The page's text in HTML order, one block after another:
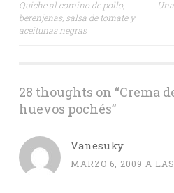
navigation
Quiche al comino de pollo,
berenjenas, salsa de tomate y
aceitunas negras
28 thoughts on “Crema
huevos pochés”
Vanesuky
MARZO 6, 2009 A